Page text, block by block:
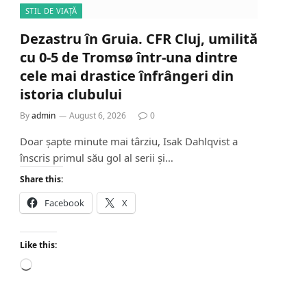
STIL DE VIAȚĂ
Dezastru în Gruia. CFR Cluj, umilită
cu 0-5 de Tromsø într-una dintre
cele mai drastice înfrângeri din
istoria clubului
Byadmin August 6, 2026 0
Doar șapte minute mai târziu, Isak Dahlqvist a
înscris primul său gol al serii și…
Share this:
Facebook X
Like this:
L